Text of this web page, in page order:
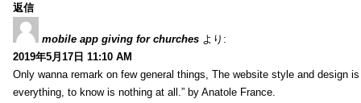
返信
mobile app giving for churches より:
2019年5月17日 11:10 AM
Only wanna remark on few general things, The website style and design
everything, to know is nothing at all.” by Anatole France.